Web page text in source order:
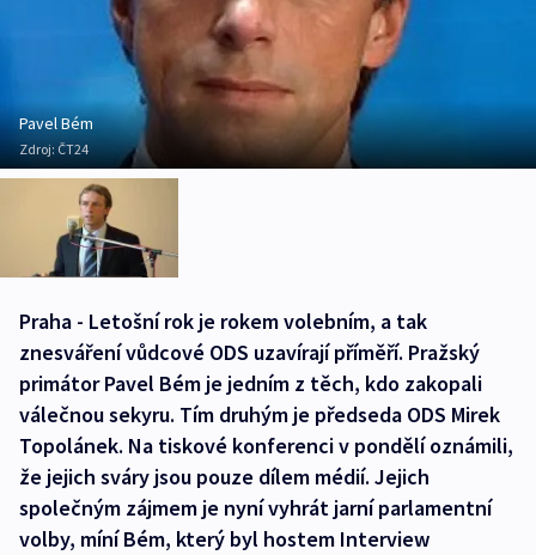
Pavel Bém
Zdroj: ČT24
Praha - Letošní rok je rokem volebním, a tak
znesváření vůdcové ODS uzavírají příměří. Pražský
primátor Pavel Bém je jedním z těch, kdo zakopali
válečnou sekyru. Tím druhým je předseda ODS Mirek
Topolánek. Na tiskové konferenci v pondělí oznámili,
že jejich sváry jsou pouze dílem médií. Jejich
společným zájmem je nyní vyhrát jarní parlamentní
volby, míní Bém, který byl hostem Interview